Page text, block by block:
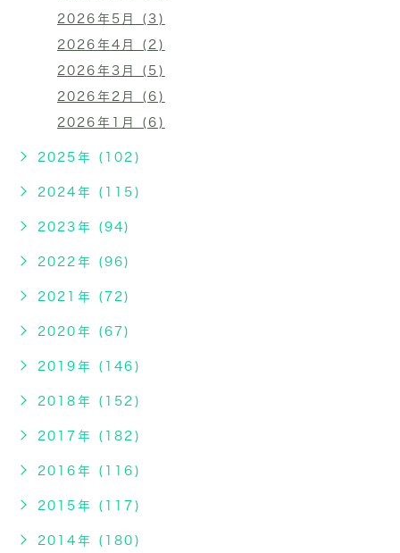
2026年5月 (3)
2026年4月 (2)
2026年3月 (5)
2026年2月 (6)
2026年1月 (6)
2025年 (102)
2024年 (115)
2023年 (94)
2022年 (96)
2021年 (72)
2020年 (67)
2019年 (146)
2018年 (152)
2017年 (182)
2016年 (116)
2015年 (117)
2014年 (180)